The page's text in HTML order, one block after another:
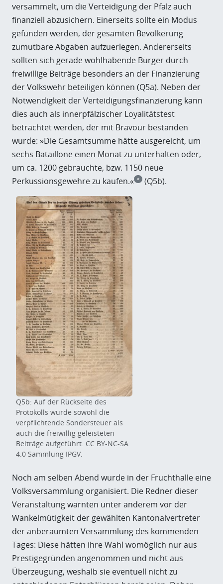
versammelt, um die Verteidigung der Pfalz auch
finanziell abzusichern. Einerseits sollte ein Modus
gefunden werden, der gesamten Bevölkerung
zumutbare Abgaben aufzuerlegen. Andererseits
sollten sich gerade wohlhabende Bürger durch
freiwillige Beiträge besonders an der Finanzierung
der Volkswehr beteiligen können (Q5a). Neben der
Notwendigkeit der Verteidigungsfinanzierung kann
dies auch als innerpfälzischer Loyalitätstest
betrachtet werden, der mit Bravour bestanden
wurde: »Die Gesamtsumme hätte ausgereicht, um
sechs Bataillone einen Monat zu unterhalten oder,
um ca. 1200 gebrauchte, bzw. 1150 neue
Perkussionsgewehre zu kaufen.« * (Q5b).
Q5b: Auf der Rückseite des
Protokolls wurde sowohl die
verpflichtende Sondersteuer als
auch die freiwillig geleisteten
Beiträge aufgeführt. CC BY-NC-SA
4.0 Sammlung IPGV.
Noch am selben Abend wurde in der Fruchthalle eine
Volksversammlung organisiert. Die Redner dieser
Veranstaltung warnten unter anderem vor der
Wankelmütigkeit der gewählten Kantonalvertreter
der anberaumten Versammlung des kommenden
Tages: Diese hätten ihre Wahl womöglich nur aus
Prestigegründen angenommen und nicht aus
Überzeugung, weshalb sie eventuell nicht zu